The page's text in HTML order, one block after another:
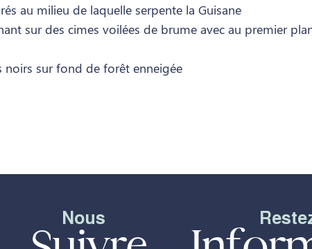
au milieu de laquelle serpente la Guisane
sur des cimes voilées de brume avec au premier
noirs sur fond de forêt enneigée
Nous